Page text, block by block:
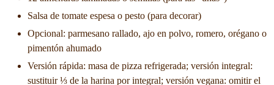
Salsa de tomate espesa o pesto (para decorar)
Opcional: parmesano rallado, ajo en polvo, romero, orégano o
pimentón ahumado
Versión rápida: masa de pizza refrigerada; versión integral:
sustituir ⅓ de la harina por integral; versión vegana: omitir el